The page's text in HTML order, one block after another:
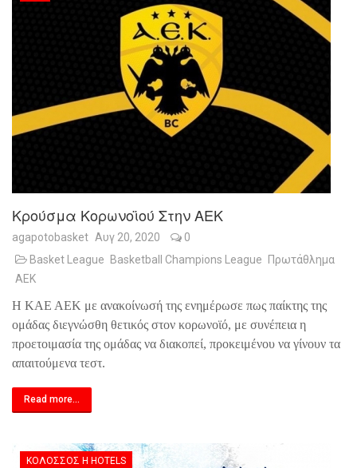
Κρούσμα Κορωνοϊού Στην ΑΕΚ
agapotobasket Αυγ 20, 2020
0
Basket League
Basketball Champions League
Πρωτάθλημα
ΑΕΚ
Η ΚΑΕ ΑΕΚ με ανακοίνωσή της ενημέρωσε πως παίκτης της
ομάδας διεγνώσθη θετικός στον κορωνοϊό, με συνέπεια η
προετοιμασία της ομάδας να διακοπεί, προκειμένου να γίνουν τα
απαιτούμενα τεστ.
Read more...
ΚΟΛΟΣΣΌΣ H HOTELS